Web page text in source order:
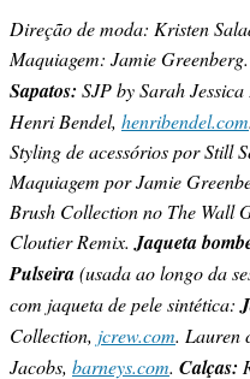
Direção de moda: Kristen
Maquiagem: Jamie Greenberg.
Sapatos: SJP by Sarah Jessica
Henri Bendel, henribendel.com
Styling de acessórios por Still
Maquiagem por Jamie
Brush Collection no The Wall
Cloutier Remix. Jaqueta
Pulseira(usada ao longo da
com jaqueta de pele sintética:
Collection, jcrew.com. Lauren
Jacobs, barneys.com. Calças: